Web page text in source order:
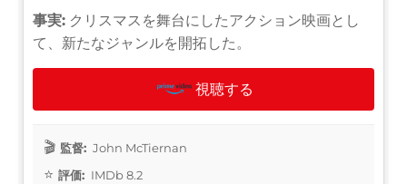
事実: クリスマスを舞台にしたアクション映画とし
て、新たなジャンルを開拓した。
視聴する
監督: John McTiernan
評価: IMDb 8.2